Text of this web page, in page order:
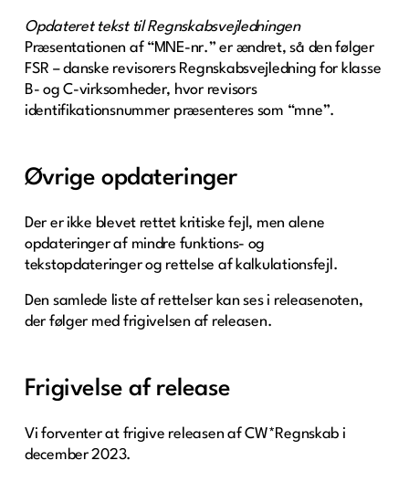
Opdateret tekst til Regnskabsvejledningen
Præsentationen af “MNE-nr.” er ændret, så den følger
FSR – danske revisorers Regnskabsvejledning for klasse
B- og C-virksomheder, hvor revisors
identifikationsnummer præsenteres som “mne”.
Øvrige opdateringer
Der er ikke blevet rettet kritiske fejl, men alene
opdateringer af mindre funktions- og
tekstopdateringer og rettelse af kalkulationsfejl.
Den samlede liste af rettelser kan ses i releasenoten,
der følger med frigivelsen af releasen.
Frigivelse af release
Vi forventer at frigive releasen af CW*Regnskab i
december 2023.